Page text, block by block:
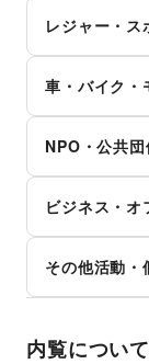
修理・メン
就職・転
マッサージ
女性用品・
コンタク
医療・医薬
その他美容
ゲーム
アニメ
コミック
アイドル
CD・DVD
Webメデ
テレビ・
映画
音楽・ラ
演劇
占い
その他エ
写真・イラ
立体作品
その他ア
レジャー・ス
キャンプ
野球
サッカー
バスケット
ゴルフ
その他レジ
車・バイク・
バイク・オ
自転車・
マイクロ
その他車
NPO・公共
外国団体・
募金・寄付
NPO・ボ
その他
ビジネス・オ
オフィス家
イベント
その他活動・
内覧について